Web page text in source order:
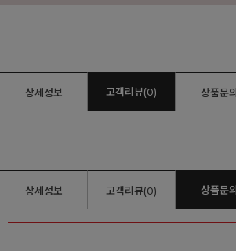
상세정보 고객리뷰(0) 상품문의
상세정보 고객리뷰(0) 상품문의